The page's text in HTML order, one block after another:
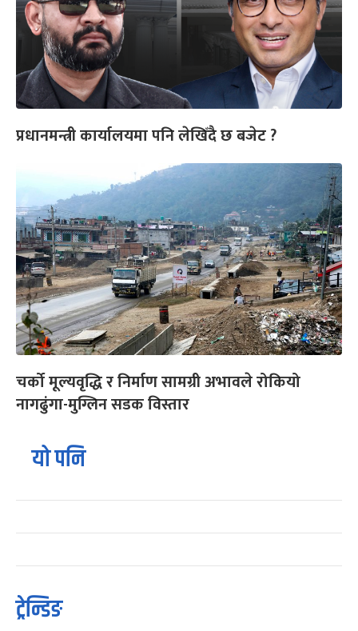
प्रधानमन्त्री कार्यालयमा पनि लेखिँदै छ बजेट ?
चर्को मूल्यवृद्धि र निर्माण सामग्री अभावले रोकियो
नागढुंगा-मुग्लिन सडक विस्तार
यो पनि
ट्रेन्डिङ